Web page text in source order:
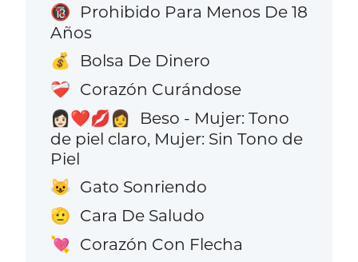
🔞
Prohibido Para Menos De 18
Años
💰 Bolsa De Dinero
❤️‍🩹 Corazón Curándose
👩🏻‍❤️‍💋‍👩
Beso - Mujer: Tono
de piel claro, Mujer: Sin Tono de
Piel
😺 Gato Sonriendo
🫡 Cara De Saludo
💘 Corazón Con Flecha